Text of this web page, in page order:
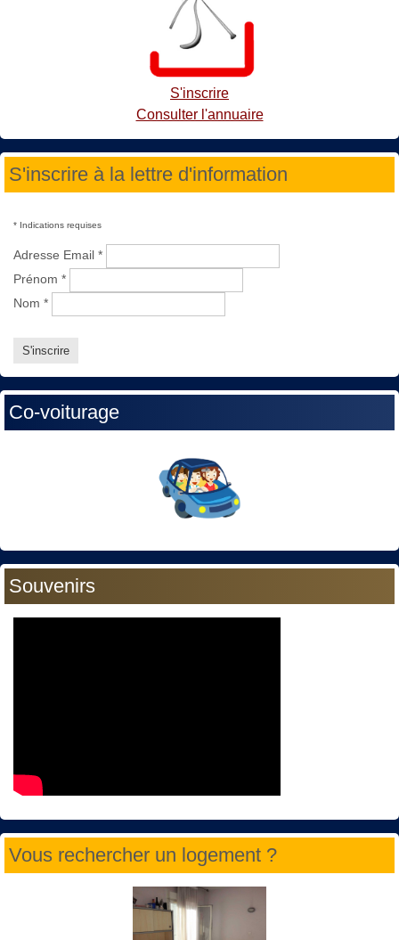
S'inscrire
Consulter l'annuaire
S'inscrire à la lettre d'information
* Indications requises
Adresse Email *
Prénom *
Nom *
Co-voiturage
Souvenirs
Vous rechercher un logement ?